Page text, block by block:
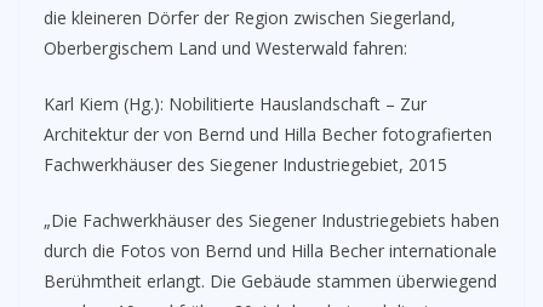
die kleineren Dörfer der Region zwischen Siegerland,
Oberbergischem Land und Westerwald fahren:
Karl Kiem (Hg.): Nobilitierte Hauslandschaft – Zur
Architektur der von Bernd und Hilla Becher fotografierten
Fachwerkhäuser des Siegener Industriegebiet, 2015
„Die Fachwerkhäuser des Siegener Industriegebiets haben
durch die Fotos von Bernd und Hilla Becher internationale
Berühmtheit erlangt. Die Gebäude stammen überwiegend